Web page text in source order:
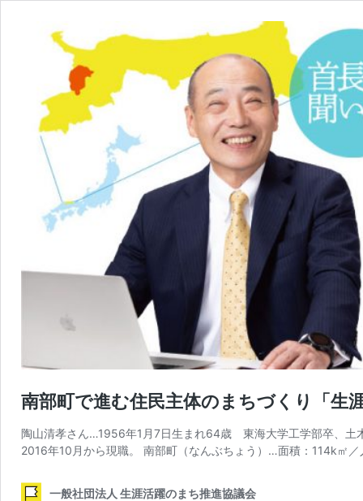
南部町で進む住民主体のまちづくり「生
陶山清孝さん…1956年1月7日生まれ64歳 東海大学工学部卒、土
2016年10月から現職。 南部町（なんぶちょう）…面積：114k㎡
一般社団法人 生涯活躍のまち推進協議会